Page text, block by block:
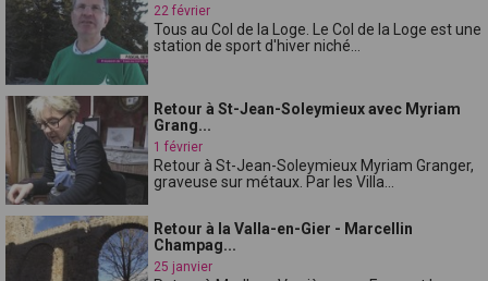
22 février
Tous au Col de la Loge. Le Col de la Loge est une
station de sport d'hiver niché...
Retour à St-Jean-Soleymieux avec Myriam
Grang...
1 février
Retour à St-Jean-Soleymieux Myriam Granger,
graveuse sur métaux. Par les Villa...
Retour à la Valla-en-Gier - Marcellin
Champag...
25 janvier